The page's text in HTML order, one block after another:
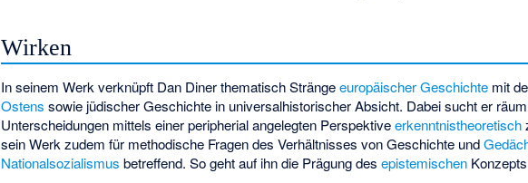
Wirken
In seinem Werk verknüpft Dan Diner thematisch Strängeeuropäischer Geschichte mit
Ostens sowie jüdischer Geschichte in universalhistorischer Absicht. Dabei sucht er
Unterscheidungen mittels einer peripherial angelegten Perspektiveerkenntnistheoretisch
sein Werk zudem für methodische Fragen des Verhältnisses von Geschichte und
Nationalsozialismus betreffend. So geht auf ihn die Prägung desepistemischen